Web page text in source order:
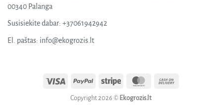
00340 Palanga
Susisiekite dabar: +37061942942
El. paštas: info@ekogrozis.lt
Visa PayPal Stripe MasterCard
Copyright 2026 © Ekogrozis.lt